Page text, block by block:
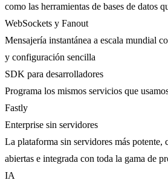
como las herramientas de bases de datos
WebSockets y Fanout
Mensajería instantánea a escala mundial
y configuración sencilla
SDK para desarrolladores
Programa los mismos servicios que
Fastly
Enterprise sin servidores
La plataforma sin servidores más potente,
abiertas e integrada con toda la gama de
IA